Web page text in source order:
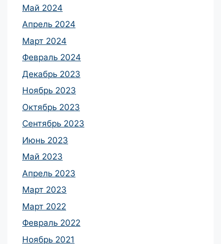
Май 2024
Апрель 2024
Март 2024
Февраль 2024
Декабрь 2023
Ноябрь 2023
Октябрь 2023
Сентябрь 2023
Июнь 2023
Май 2023
Апрель 2023
Март 2023
Март 2022
Февраль 2022
Ноябрь 2021